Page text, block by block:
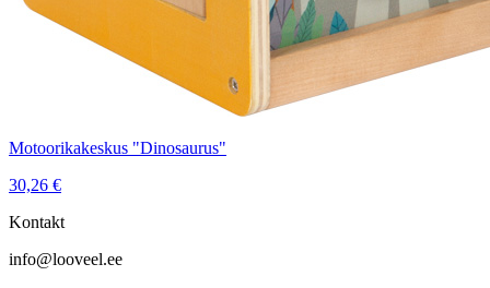
Motoorikakeskus "Dinosaurus"
30,26 €
Kontakt
info@looveel.ee